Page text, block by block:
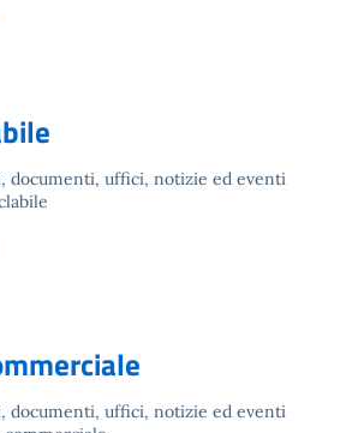
documenti, uffici, notizie ed eventi
documenti, uffici, notizie ed eventi